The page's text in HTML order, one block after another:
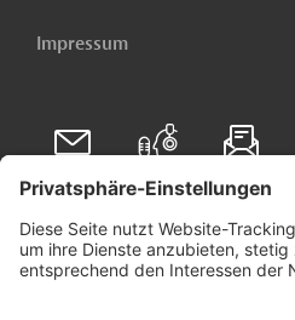
Impressum
Folgen Sie uns auf